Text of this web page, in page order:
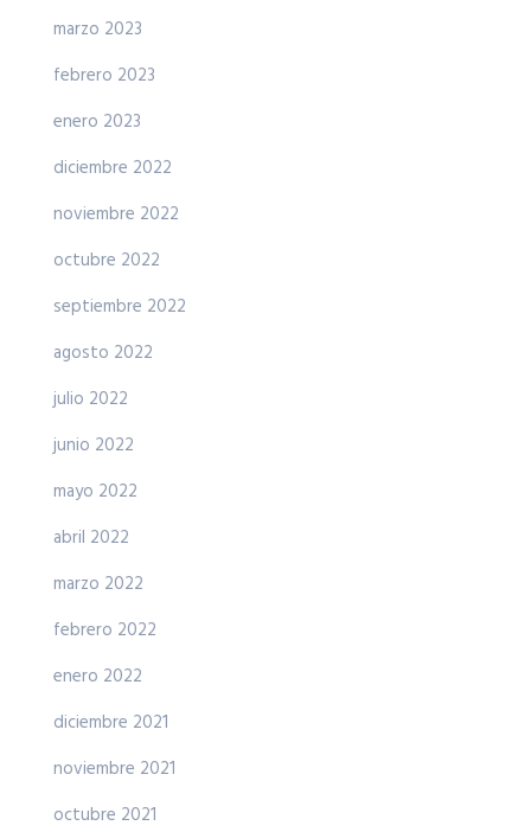
marzo 2023
febrero 2023
enero 2023
diciembre 2022
noviembre 2022
octubre 2022
septiembre 2022
agosto 2022
julio 2022
junio 2022
mayo 2022
abril 2022
marzo 2022
febrero 2022
enero 2022
diciembre 2021
noviembre 2021
octubre 2021